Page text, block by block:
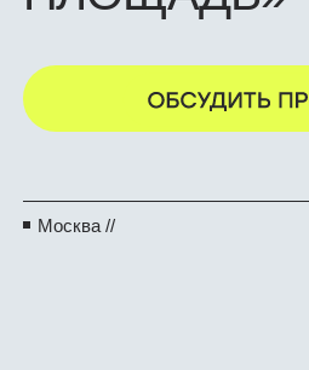
Обсудить проект
Москва //